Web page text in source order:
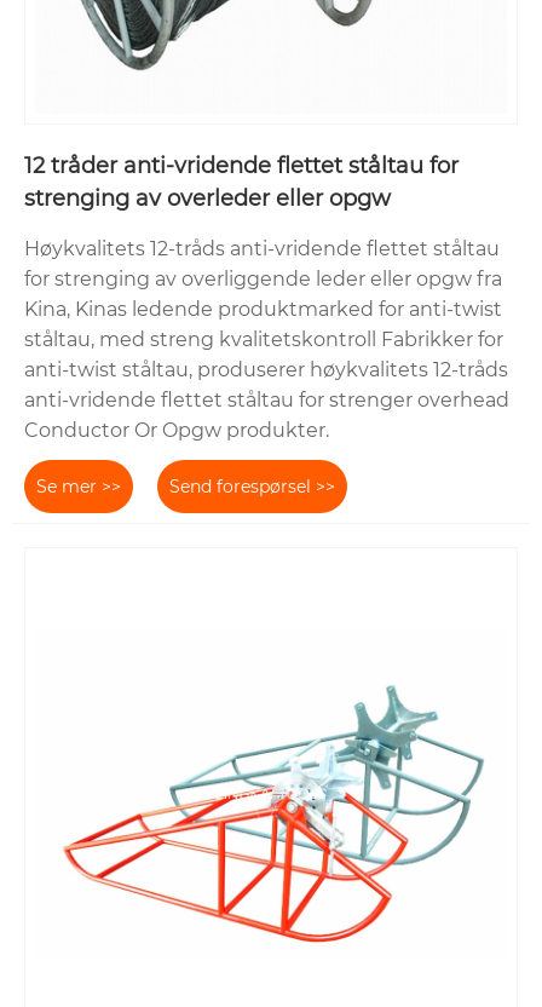
12 tråder anti-vridende flettet ståltau for
strenging av overleder eller opgw
Høykvalitets 12-tråds anti-vridende flettet ståltau
for strenging av overliggende leder eller opgw fra
Kina, Kinas ledende produktmarked for anti-twist
ståltau, med streng kvalitetskontroll Fabrikker for
anti-twist ståltau, produserer høykvalitets 12-tråds
anti-vridende flettet ståltau for strenger overhead
Conductor Or Opgw produkter.
Se mer >> Send forespørsel >>